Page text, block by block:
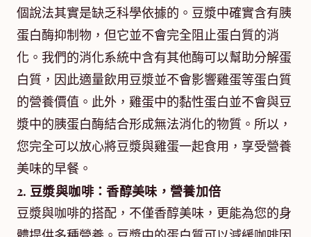
個說法其實是缺乏科學依據的。豆漿中確實含有胰
蛋白酶抑制物，但它並不會完全阻止蛋白質的消
化。我們的消化系統中含有其他酶可以幫助分解蛋
白質，因此適量飲用豆漿並不會影響雞蛋等蛋白質
的營養價值。此外，雞蛋中的黏性蛋白並不會與豆
漿中的胰蛋白酶結合形成無法消化的物質。所以，
您完全可以放心將豆漿與雞蛋一起食用，享受營養
美味的早餐。
2. 豆漿與咖啡：香醇美味，營養加倍
豆漿與咖啡的搭配，不僅香醇美味，更能為您的身